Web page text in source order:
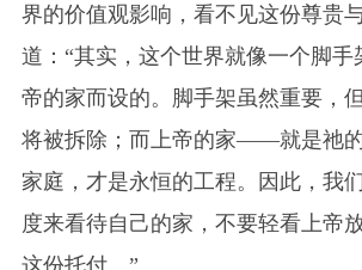
界的价值观影响，看不见这份尊贵
道：“其实，这个世界就像一个脚手
帝的家而设的。脚手架虽然重要，
将被拆除；而上帝的家——就是祂
家庭，才是永恒的工程。因此，我
度来看待自己的家，不要轻看上帝
这份托付。”